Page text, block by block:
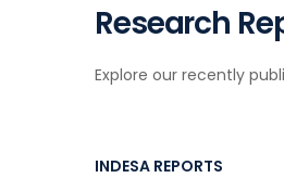
Research
Explore our recently
INDESA REPORTS